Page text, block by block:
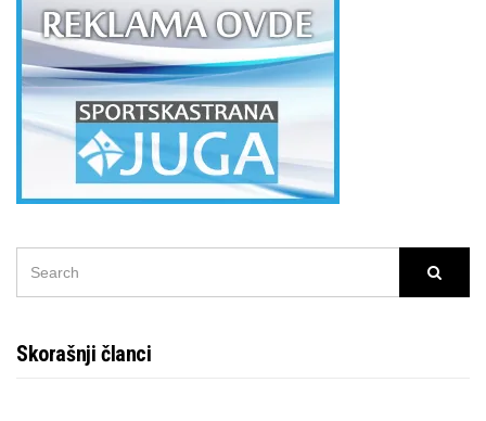
Skorašnji članci